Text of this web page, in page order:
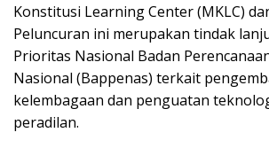
Konstitusi Learning Center (MKLC)
Peluncuran ini merupakan tindak
Prioritas Nasional Badan
Nasional (Bappenas) terkait
kelembagaan dan penguatan
peradilan.